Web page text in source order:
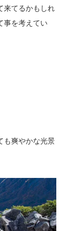
来てるかもしれ
事を考えてい
も爽やかな光景